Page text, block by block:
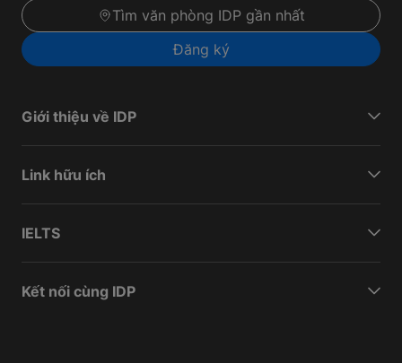
Tìm văn phòng IDP gần nhất
Đăng ký
Giới thiệu về IDP
Link hữu ích
IELTS
Kết nối cùng IDP